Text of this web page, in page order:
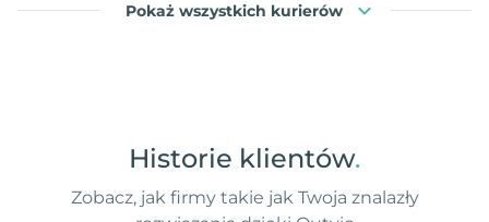
Pokaż wszystkich kurierów
Historie klientów.
Zobacz, jak firmy takie jak Twoja znalazły